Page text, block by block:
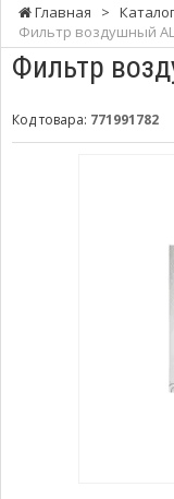
Главная > Каталог
Фильтр воздушный
Фильтр
Код товара: 771991782